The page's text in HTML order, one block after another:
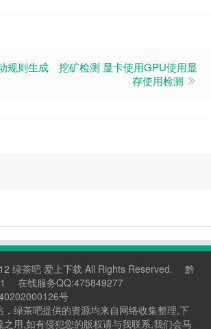
规则生成
挖矿检测 显卡使用GPU使用显
存使用检测
绿茶吧 爱上下载 All Rights Reserved.
黔
在线服务QQ:475849277
号
绿茶吧提供的资源均来自网络收集整理,下
用,如有侵犯您的版权请与我联系,我们会马